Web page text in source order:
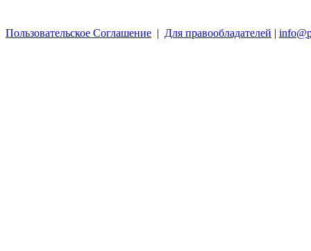
Пользовательское Соглашение | Для правообладателей |